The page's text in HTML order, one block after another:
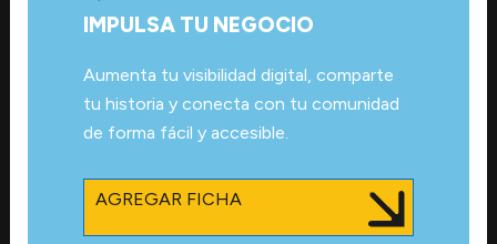
IMPULSA TU NEGOCIO
Aumenta tu visibilidad digital, comparte
tu historia y conecta con tu comunidad
de forma fácil y accesible.
AGREGAR FICHA